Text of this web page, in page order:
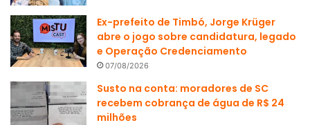
Ex-prefeito de Timbó, Jorge Krüger
abre o jogo sobre candidatura, legado
e Operação Credenciamento
07/08/2026
Susto na conta: moradores de SC
recebem cobrança de água de R$ 24
milhões